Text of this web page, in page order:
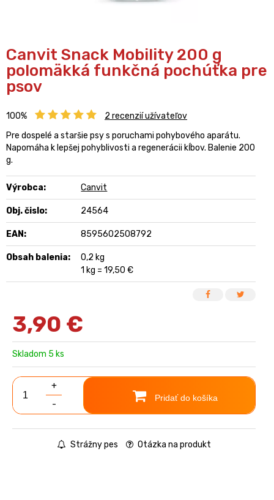
Canvit Snack Mobility 200 g
polomäkká funkčná pochúťka pre
psov
100% 2 recenzií užívateľov
Pre dospelé a staršie psy s poruchami pohybového aparátu.
Napomáha k lepšej pohyblivosti a regenerácii kĺbov. Balenie 200
g.
Výrobca: Canvit
Obj. čislo: 24564
EAN: 8595602508792
Obsah balenia:
0,2 kg
1 kg = 19,50 €
3,90 €
Skladom 5 ks
+
-
Pridať do košíka
Strážny pes Otázka na produkt